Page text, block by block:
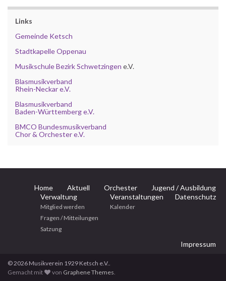
Links
Gemeinde Ketsch
Stadtkapelle Oppenau
Musikschule Bezirk Schwetzingen e.V.
Blasmusikverband
Rhein-Neckar e.V.
Blasmusikverband
Baden-Württemberg e.V.
BMCO Bundesmusikverband
Chor & Orchester e.V.
Home Aktuell Orchester
Jugend / Ausbildung
Verwaltung
Mitglied werden
Fragen / Mitteilungen
Satzung
Veranstaltungen
Kalender
Datenschutz
Impressum
© 2026 Musikverein 1929 Ketsch e.V..
Gemacht mit
von Graphene Themes